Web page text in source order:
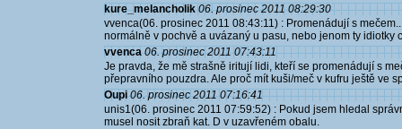
kure_melancholik 06. prosinec 2011 08:29:30
vvenca(06. prosinec 2011 08:43:11) : Promenádují s
normálně v pochvě a uvázaný u pasu, nebo jenom ty idiotky
vvenca 06. prosinec 2011 07:43:11
Je pravda, že mě strašně iritují lidi, kteří se promenádují s
přepravního pouzdra. Ale proč mít kuši/meč v kufru ještě ve
Oupi 06. prosinec 2011 07:16:41
unis1(06. prosinec 2011 07:59:52) : Pokud jsem hledal
musel nosit zbraň kat. D v uzavřeném obalu.